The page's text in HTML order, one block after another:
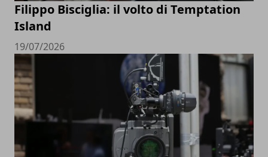
Filippo Bisciglia: il volto di Temptation
Island
19/07/2026